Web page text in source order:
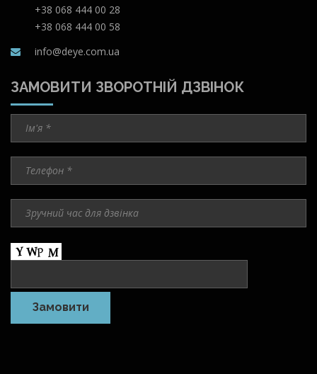
+38 068 444 00 28
+38 068 444 00 58
info@deye.com.ua
ЗАМОВИТИ ЗВОРОТНІЙ ДЗВІНОК